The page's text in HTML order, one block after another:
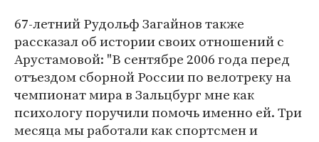
67-летний Рудольф Загайнов также
рассказал об истории своих отношений с
Арустамовой: "В сентябре 2006 года перед
отъездом сборной России по велотреку на
чемпионат мира в Зальцбург мне как
психологу поручили помочь именно ей. Три
месяца мы работали как спортсмен и